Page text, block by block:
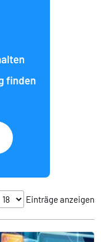
Einträge anzeigen